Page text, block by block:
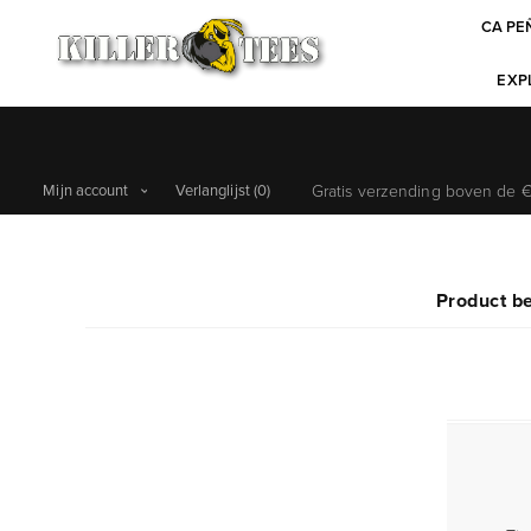
CA
Gratis verzending boven de
Mijn account Verlanglijst(0)
Product